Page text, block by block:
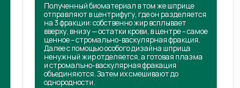
Полученный биоматериал в том же шприце
отправляют в центрифугу, где он разделяется
на 3 фракции: собственно жир всплывает
вверху, внизу — остатки крови, в центре – самое
ценное – стромально-васкулярная фракция.
Далее с помощью особого дизайна шприца
ненужный жир отделяется, а готовая плазма
и стромально-васкулярная фракация
объединяются. Затем их смешивают до
однородности.